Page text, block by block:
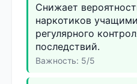
Снижает
наркотиков
регулярного
последствий.
Важность: 5/5